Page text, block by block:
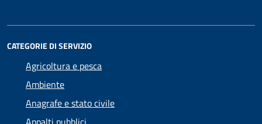
CATEGORIE DI SERVIZIO
Agricoltura e pesca
Ambiente
Anagrafe e stato civile